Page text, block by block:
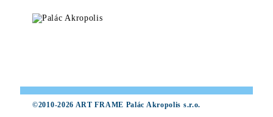
©2010-2026 ART FRAME Palác Akropolis s.r.o.